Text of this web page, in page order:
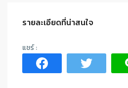
รายละเอียดที่น่าสนใจ